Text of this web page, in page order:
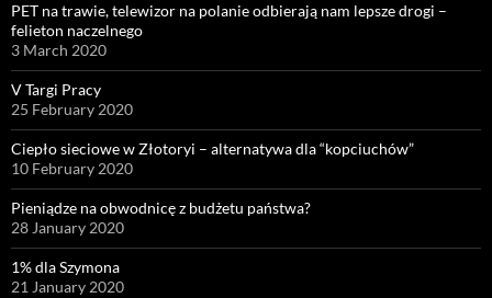
PET na trawie, telewizor na polanie odbierają nam lepsze drogi –
felieton naczelnego
3 March 2020
V Targi Pracy
25 February 2020
Ciepło sieciowe w Złotoryi – alternatywa dla “kopciuchów”
10 February 2020
Pieniądze na obwodnicę z budżetu państwa?
28 January 2020
1% dla Szymona
21 January 2020